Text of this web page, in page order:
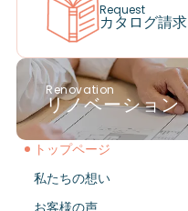
トップページ
私たちの想い
お客様の声
Request
カタログ請求
Renovation
リノベーション